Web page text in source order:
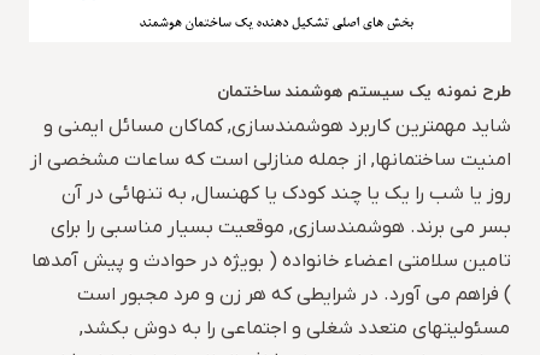
طرح نمونه یک سیستم هوشمند ساختمان
شاید مهمترین کاربرد هوشمندسازی, کماکان مسائل ایمنی و
امنیت ساختمانها, از جمله منازلی است که ساعات مشخصی از
روز یا شب را یک یا چند کودک یا کهنسال, به تنهائی در آن
بسر می برند. هوشمندسازی, موقعیت بسیار مناسبی را برای
تامین سلامتی اعضاء خانواده ( بویژه در حوادث و پیش آمدها
) فراهم می آورد. در شرایطی که هر زن و مرد مجبور است
مسئولیتهای متعدد شغلی و اجتماعی را به دوش بکشد,